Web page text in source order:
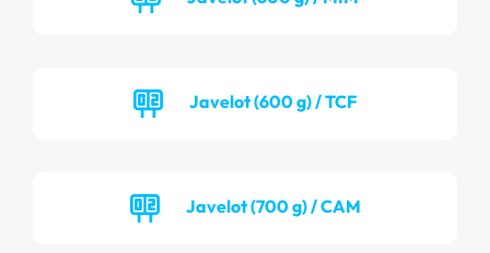
Javelot (600 g) / TCF
Javelot (700 g) / CAM